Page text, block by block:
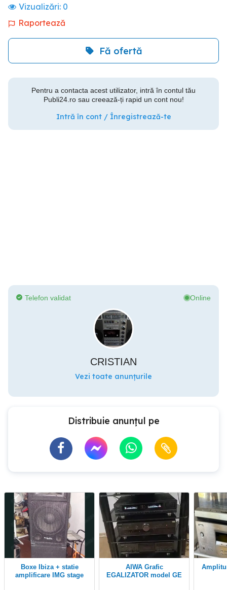
Vizualizări: 0
Raportează
Fă ofertă
Pentru a contacta acest utilizator, intră în contul tău
Publi24.ro sau creează-ți rapid un cont nou!
Intră în cont / Înregistrează-te
Telefon validat Online
CRISTIAN
Vezi toate anunțurile
Distribuie anunțul pe
Boxe Ibiza + statie
amplificare IMG stage
AIWA Grafic
EGALIZATOR model GE
Amplituner Yamaha RX-